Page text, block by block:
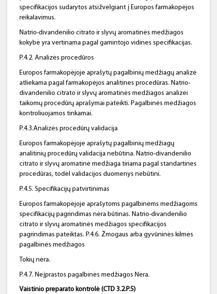
specifikacijos sudarytos atsižvelgiant į Europos farmakopėjos
reikalavimus.
Natrio-divandenilio citrato ir slyvų aromatinės medžiagos
kokybė yra vertinama pagal gamintojo vidines specifikacijas.
P.4.2. Analizės procedūros
Europos farmakopėjoje aprašytų pagalbinių medžiagų analizė
atliekama pagal farmakopėjos analitines procedūras. Natrio-
divandenilio citrato ir slyvų aromatinės medžiagos analizei
taikomų procedūrų aprašymai pateikti. Pagalbinės medžiagos
kontroliuojamos tinkamai.
P.4.3.Analizės procedūrų validacija
Europos farmakopėjoje aprašytų pagalbinių medžiagų
analitinių procedūrų validacija nebūtina. Natrio-divandenilio
citrato ir slyvų aromatinė medžiaga tiriama pagal standartines
procedūras, todėl validacijos duomenys nebūtini.
P.4.5. Specifikacijų patvirtinimas
Europos farmakopėjoje aprašytoms pagalbinėms medžiagoms
specifikacijų pagrindimas nėra būtinas. Natrio-divandenilio
citrato ir slyvų aromatinės medžiagos specifikacijos
pagrindimas pateiktas. P.4.6. Žmogaus arba gyvūninės kilmės
pagalbinės medžiagos
Tokių nėra.
P.4.7. Neįprastos pagalbinės medžiagos Nėra.
Vaistinio preparato kontrolė (CTD 3.2.P.5)